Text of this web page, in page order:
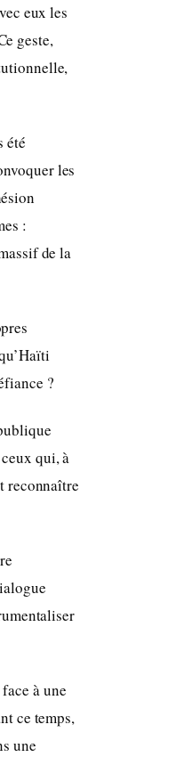
eux les
geste,
été
les
:
de la
?
qui, à
reconnaître
à une
ce temps,
une